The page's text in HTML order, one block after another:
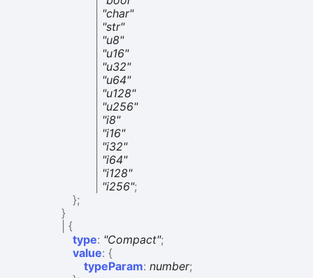
"char"
"str"
"u8"
"u16"
"u32"
"u64"
"u128"
"u256"
"i8"
"i16"
"i32"
"i64"
"i128"
"i256";
};
}
{
type: "Compact";
value: {
typeParam: number;